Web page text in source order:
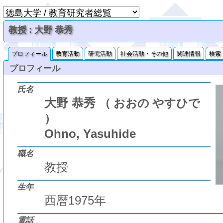
教授 : 大野 恭秀
プロフィール 教育活動 研究活動 社会活動・その他 関連情報 検索
プロフィール
氏名
大野 恭秀
（ おおの やすひで
）
Ohno, Yasuhide
職名
教授
生年
西暦1975年
電話